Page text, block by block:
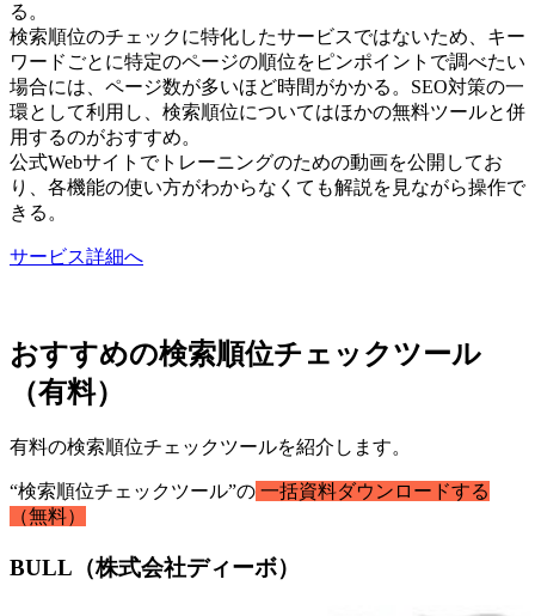
る。
検索順位のチェックに特化したサービスではないため、キー
ワードごとに特定のページの順位をピンポイントで調べたい
場合には、ページ数が多いほど時間がかかる。SEO対策の一
環として利用し、検索順位についてはほかの無料ツールと併
用するのがおすすめ。
公式Webサイトでトレーニングのための動画を公開してお
り、各機能の使い方がわからなくても解説を見ながら操作で
きる。
サービス詳細へ
おすすめの検索順位チェックツール
（有料）
有料の検索順位チェックツールを紹介します。
“検索順位チェックツール”の 一括資料ダウンロードする
（無料）
BULL（株式会社ディーボ）